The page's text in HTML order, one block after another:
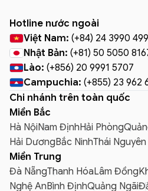
Hotline nước ngoài
Việt Nam: (+84) 24 3990
Nhật Bản: (+81) 50 5050
Lào: (+856) 20 9991 5707
Campuchia: (+855) 23 962
Chi nhánh trên toàn quốc
Miền Bắc
Hà NộiNam ĐịnhHải Phòng
Hải DươngBắc NinhThái Nguyên
Miền Trung
Đà NẵngThanh HóaLâm Đồng
Nghệ AnBình ĐịnhQuảng Ngãi